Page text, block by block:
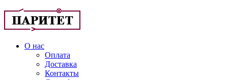
О нас
Оплата
Доставка
Контакты